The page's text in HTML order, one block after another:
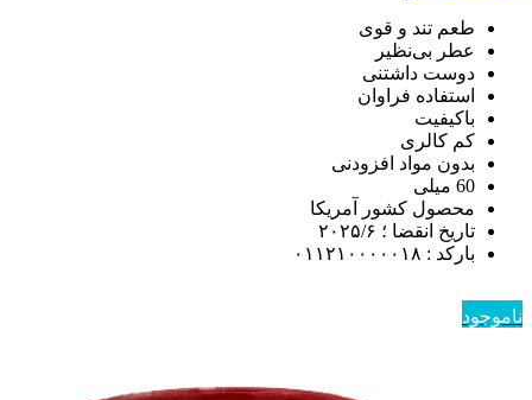
طعم تند و قوی
عطر بی‌نظیر
دوست داشتنی
استفاده فراوان
باکیفیت
کم کالری
بدون مواد افزودنی
60 میلی
محصول کشور آمریکا
تاریخ انقضا ؛ ۲۰۲۵/۶
باركد : ۰۱۱۲۱۰۰۰۰۰۱۸
ناموجود